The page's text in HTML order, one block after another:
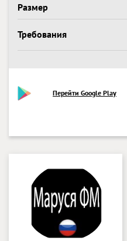
Размер
Требования
Перейти Google Play